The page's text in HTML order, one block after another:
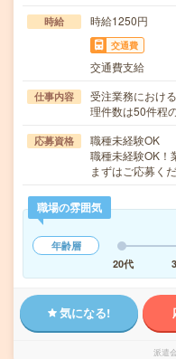
時給 時給1250円
交通費
交通費支給
仕事内容
受注業務におけ
理件数は50件程
応募資格
職種未経験OK
職種未経験OK！
まずはご応募く
職場の雰囲気
年齢層
20代
気になる!
派遣